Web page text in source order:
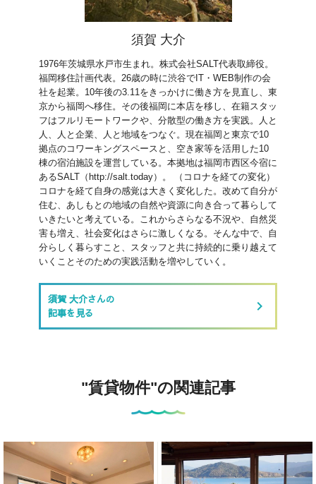
須賀 大介
1976年茨城県水戸市生まれ。株式会社SALT代表取締役。
福岡移住計画代表。26歳の時に渋谷でIT・WEB制作の会
社を起業。10年後の3.11をきっかけに働き方を見直し、東
京から福岡へ移住。その後福岡に本店を移し、在籍スタッ
フはフルリモートワークや、分散型の働き方を実践。人と
人、人と企業、人と地域をつなぐ。現在福岡と東京で10
拠点のコワーキングスペースと、空き家等を活用した10
棟の宿泊施設を運営している。本拠地は福岡市西区今宿に
あるSALT（http://salt.today）。 （コロナを経ての変化）
コロナを経て自身の感覚は大きく変化した。改めて自分が
住む、あしもとの地域の自然や資源に向き合って暮らして
いきたいと考えている。これからさらなる不況や、自然災
害も増え、社会変化はさらに激しくなる。そんな中で、自
分らしく暮らすこと、スタッフと共に持続的に乗り越えて
いくことそのための実践活動を増やしていく。
須賀 大介さんの
記事を見る
keyboard_arrow_right
"賃貸物件"の関連記事